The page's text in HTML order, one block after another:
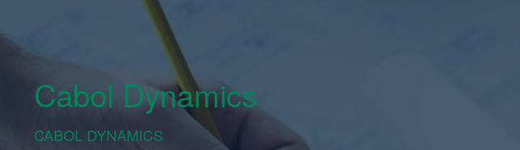
Cabol Dynamics
CABOL DYNAMICS